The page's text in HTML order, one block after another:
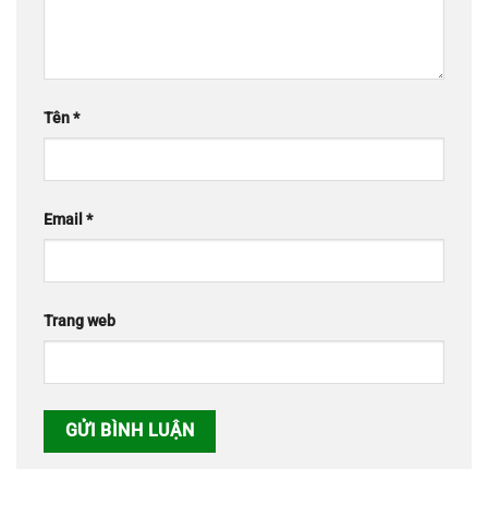
Tên*
Email *
Trang web